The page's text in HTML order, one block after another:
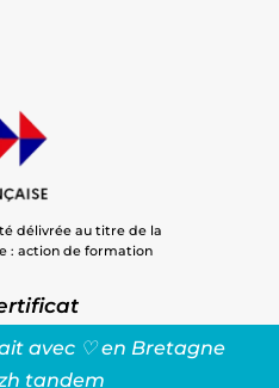
délivrée au titre de la
: action de formation
avec ♡ en Bretagne
tandem